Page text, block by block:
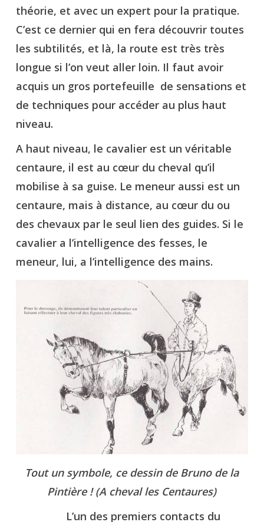
théorie, et avec un expert pour la pratique.
C’est ce dernier qui en fera découvrir toutes
les subtilités, et là, la route est très très
longue si l’on veut aller loin. Il faut avoir
acquis un gros portefeuille de sensations et
de techniques pour accéder au plus haut
niveau.
A haut niveau, le cavalier est un véritable
centaure, il est au cœur du cheval qu’il
mobilise à sa guise. Le meneur aussi est un
centaure, mais à distance, au cœur du ou
des chevaux par le seul lien des guides. Si le
cavalier a l’intelligence des fesses, le
meneur, lui, a l’intelligence des mains.
Tout un symbole, ce dessin de Bruno de la
Pintière ! (A cheval les Centaures)
L’un des premiers contacts du